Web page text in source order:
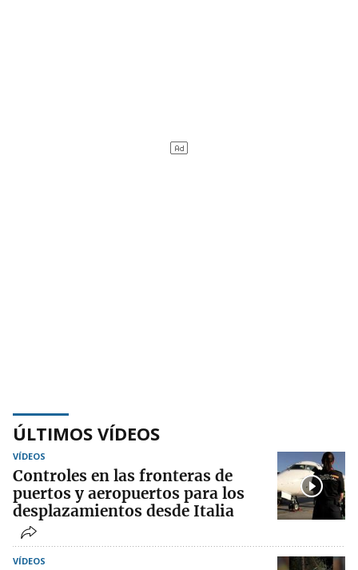
ÚLTIMOS VÍDEOS
VÍDEOS
Controles en las fronteras de
puertos y aeropuertos para los
desplazamientos desde Italia
VÍDEOS